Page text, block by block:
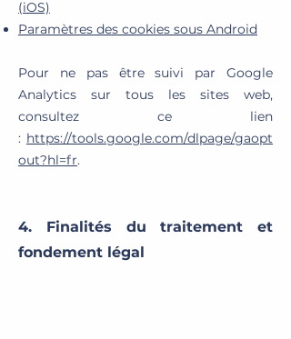
(iOS)
Paramètres des cookies sous Android
Pour ne pas être suivi par Google
Analytics sur tous les sites web,
consultez ce lien
: https://tools.google.com/dlpage/gaopt
out?hl=fr.
4. Finalités du traitement et
fondement légal